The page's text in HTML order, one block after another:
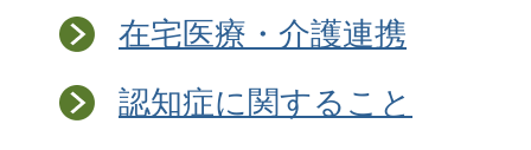
在宅医療・介護連携
認知症に関すること